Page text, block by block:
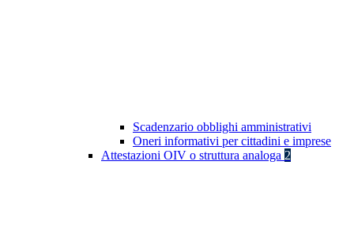
Scadenzario obblighi amministrativi
Oneri informativi per cittadini e imprese
Attestazioni OIV o struttura analoga 2